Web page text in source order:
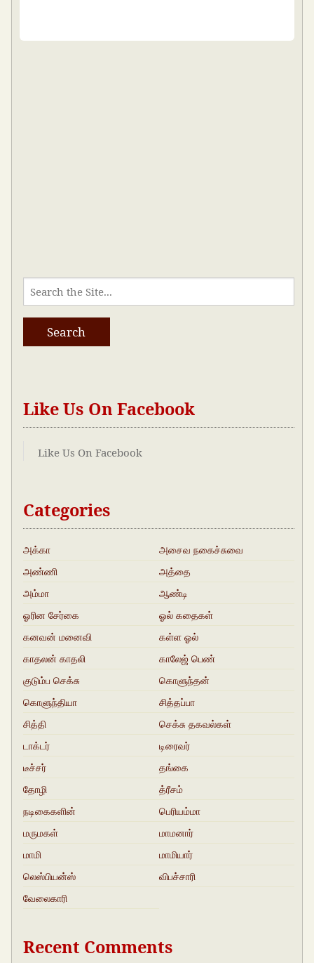
Like Us On Facebook
Like Us On Facebook
Categories
அக்கா
அசைவ நகைச்சுவை
அண்ணி
அத்தை
அம்மா
ஆண்டி
ஓரின சேர்கை
ஓல் கதைகள்
கனவன் மனைவி
கள்ள ஓல்
காதலன் காதலி
காலேஜ் பெண்
குடும்ப செக்சு
கதைகள்
கொளுந்தன்
கொளுந்தியா
சித்தப்பா
சித்தி
செக்சு தகவல்கள்
டாக்டர்
டிரைவர்
டீச்சர்
தங்கை
தோழி
த்ரீசம்
நடிகைகளின்
ஓல்கதைகள்
பெரியம்மா
மருமகள்
மாமனார்‍‍
மாமி
மாமியார்
லெஸ்பியன்ஸ்
விபச்சாரி
வேலைகாரி
Recent Comments